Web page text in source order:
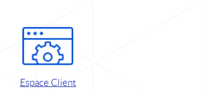
Espace Client